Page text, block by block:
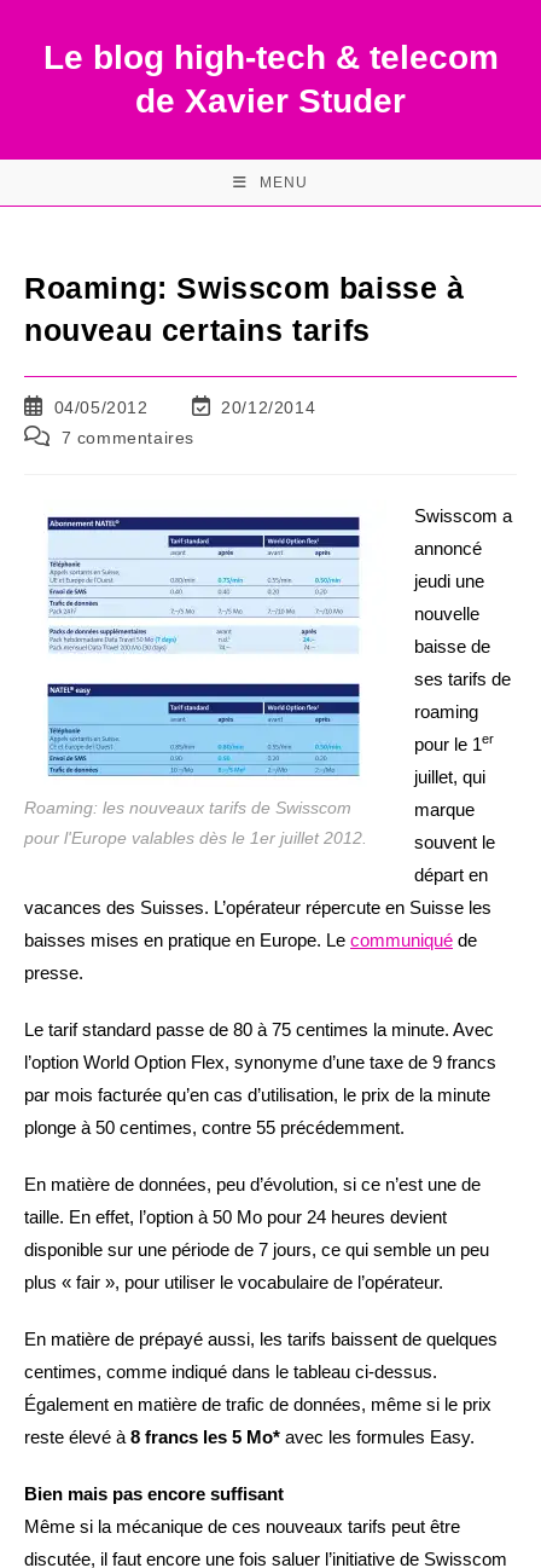
contentLe blog high-tech & telecom
de Xavier Studer
MENU
Roaming: Swisscom baisse à
nouveau certains tarifs
Publication
publiée :
04/05/2012
Dernière
20/12/2014
Commentaires
7 commentaires
Roaming: les nouveaux tarifs de Swisscom
pour l'Europe valables dès le 1er juillet 2012.
Swisscom a
annoncé
jeudi une
nouvelle
baisse de
ses tarifs de
roaming
pour le 1er
juillet, qui
marque
souvent le
départ en
vacances des Suisses. L’opérateur répercute en Suisse les
baisses mises en pratique en Europe. Le communiqué de
presse.
Le tarif standard passe de 80 à 75 centimes la minute. Avec
l’option World Option Flex, synonyme d’une taxe de 9 francs
par mois facturée qu’en cas d’utilisation, le prix de la minute
plonge à 50 centimes, contre 55 précédemment.
En matière de données, peu d’évolution, si ce n’est une de
taille. En effet, l’option à 50 Mo pour 24 heures devient
disponible sur une période de 7 jours, ce qui semble un peu
plus « fair », pour utiliser le vocabulaire de l’opérateur.
En matière de prépayé aussi, les tarifs baissent de quelques
centimes, comme indiqué dans le tableau ci-dessus.
Également en matière de trafic de données, même si le prix
reste élevé à 8 francs les 5 Mo* avec les formules Easy.
Bien mais pas encore suffisant
Même si la mécanique de ces nouveaux tarifs peut être
discutée, il faut encore une fois saluer l’initiative de Swisscom